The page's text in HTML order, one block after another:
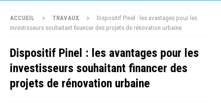
ACCUEIL TRAVAUX
Dispositif Pinel : les avantages pour les
investisseurs souhaitant financer des projets de rénovation urbaine
Dispositif Pinel : les avantages pour les
investisseurs souhaitant financer des
projets de rénovation urbaine